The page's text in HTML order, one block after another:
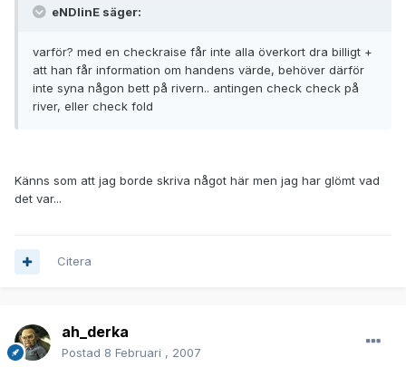
eNDlinE säger:
varför? med en checkraise får inte alla överkort dra billigt +
att han får information om handens värde, behöver därför
inte syna någon bett på rivern.. antingen check check på
river, eller check fold
Känns som att jag borde skriva något här men jag har glömt vad
det var...
Citera
ah_derka
Postad 8 Februari , 2007